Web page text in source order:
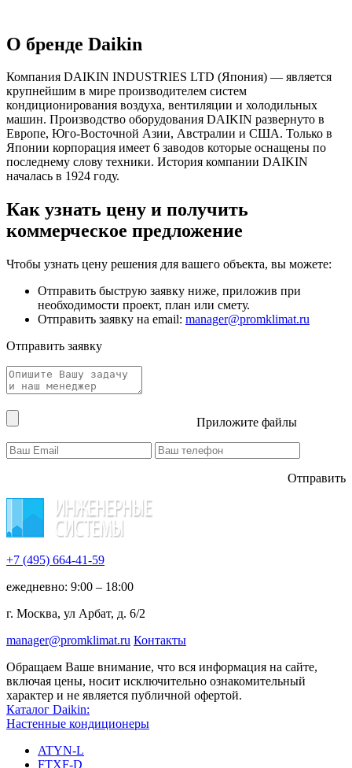
О бренде Daikin
Компания DAIKIN INDUSTRIES LTD (Япония) — является
крупнейшим в мире производителем систем
кондиционирования воздуха, вентиляции и холодильных
машин. Производство оборудования DAIKIN развернуто в
Европе, Юго-Восточной Азии, Австралии и США. Только в
Японии корпорация имеет 6 заводов которые оснащены по
последнему слову техники. История компании DAIKIN
началась в 1924 году.
Как узнать цену и получить
коммерческое предложение
Чтобы узнать цену решения для вашего объекта, вы можете:
Отправить быструю заявку ниже, приложив при
необходимости проект, план или смету.
Отправить заявку на email: manager@promklimat.ru
Отправить заявку
Приложите файлы
Отправить
+7 (495) 664-41-59
ежедневно: 9:00 – 18:00
г. Москва, ул Арбат, д. 6/2
manager@promklimat.ru Контакты
Обращаем Ваше внимание, что вся информация на сайте,
включая цены, носит исключительно ознакомительный
характер и не является публичной офертой.
Каталог Daikin:
Настенные кондиционеры
ATYN-L
FTXF-D